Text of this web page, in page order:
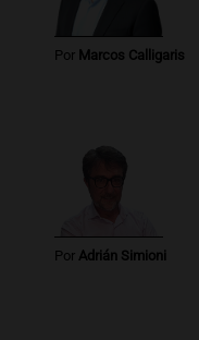
Por Marcos Calligaris
Por Adrián Simioni